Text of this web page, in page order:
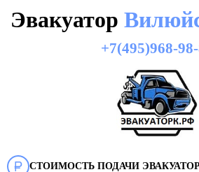
Эвакуатор
+7(495)968-
СТОИМОСТЬ ПОДАЧИ